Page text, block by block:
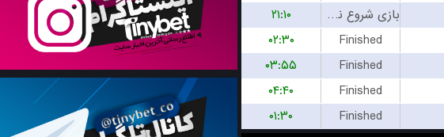
بازی شروع نشده است
۲۱:۱۰
Finished
۰۲:۳۰
Finished
۰۳:۵۵
Finished
۰۴:۴۰
Finished
۰۱:۳۰